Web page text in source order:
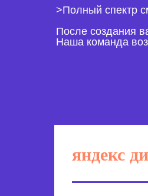
>Полный спектр
После создания
Наша команда
яндекс